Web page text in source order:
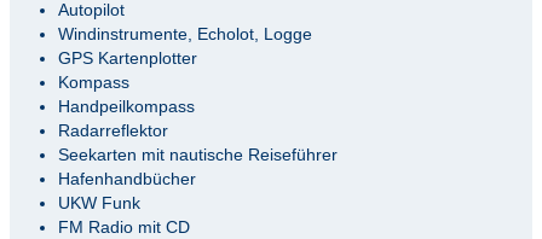
Autopilot
Windinstrumente, Echolot, Logge
GPS Kartenplotter
Kompass
Handpeilkompass
Radarreflektor
Seekarten mit nautische Reiseführer
Hafenhandbücher
UKW Funk
FM Radio mit CD